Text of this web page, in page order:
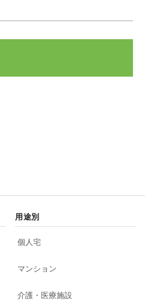
用途別
個人宅
マンション
介護・医療施設